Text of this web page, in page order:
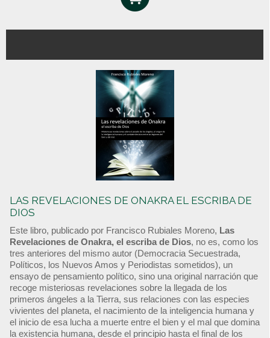
LAS REVELACIONES DE ONAKRA EL ESCRIBA DE
DIOS
Este libro, publicado por Francisco Rubiales Moreno, Las
Revelaciones de Onakra, el escriba de Dios, no es, como los
tres anteriores del mismo autor (Democracia Secuestrada,
Políticos, los Nuevos Amos y Periodistas sometidos), un
ensayo de pensamiento político, sino una original narración que
recoge misteriosas revelaciones sobre la llegada de los
primeros ángeles a la Tierra, sus relaciones con las especies
vivientes del planeta, el nacimiento de la inteligencia humana y
el inicio de esa lucha a muerte entre el bien y el mal que domina
la existencia humana, desde el principio hasta el final de los